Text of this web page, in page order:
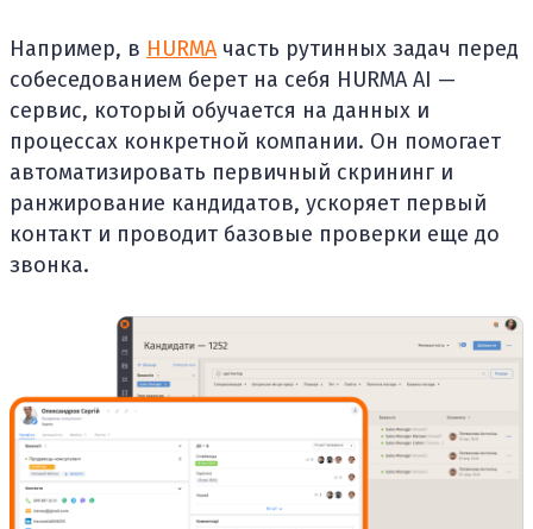
Например, в HURMA часть рутинных задач перед
собеседованием берет на себя HURMA AI —
сервис, который обучается на данных и
процессах конкретной компании. Он помогает
автоматизировать первичный скрининг и
ранжирование кандидатов, ускоряет первый
контакт и проводит базовые проверки еще до
звонка.